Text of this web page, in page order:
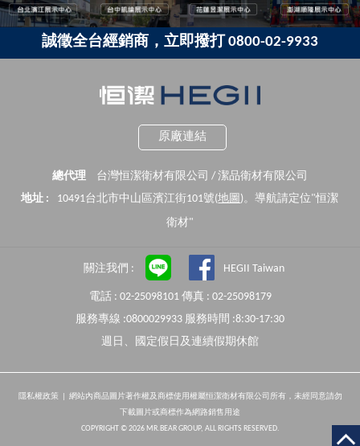
誠徵全台經銷商，立即撥打 0800-02-9933
原廠連結
總代理
台灣恒潔衛材有限公司 / 潔品衛材有限公司
地址 :
10491台北市中山區濱江街101號(地圖 )。導航請定位"恒潔
衛材"
關注我們 : HEGII Taiwan
電話 : 02-25098101 傳真 : 02-25098179
服務專線 :0800029933 服務時間 :8:30-17:30
週日、國定假日及連續假期休館
隱私權政策 | 網站內商品圖片著作權及商標使用權屬恒潔衛材有限公司所有，未經同意請勿
下載圖片或商標作為網路銷售用途
COPYRIGHT © 2026 MR.BEAR GROUP, ALL RIGHTS RESERVED.